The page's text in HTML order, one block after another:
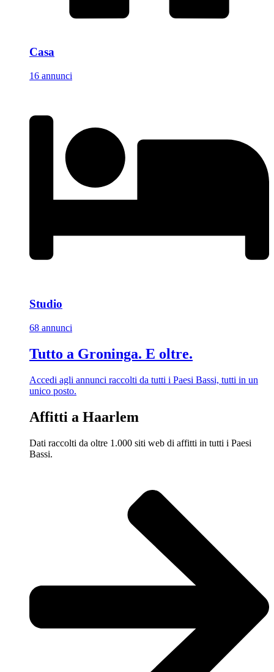
Casa
16 annunci
Studio
68 annunci
Tutto a Groninga. E oltre.
Accedi agli annunci raccolti da tutti i Paesi Bassi, tutti in un
unico posto.
Affitti a Haarlem
Dati raccolti da oltre 1.000 siti web di affitti in tutti i Paesi
Bassi.